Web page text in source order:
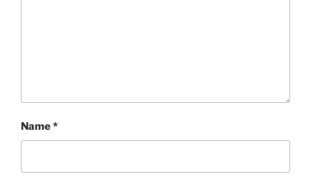
Name*